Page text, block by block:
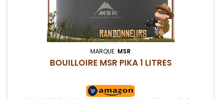
MARQUE: MSR
BOUILLOIRE MSR PIKA 1 LITRES